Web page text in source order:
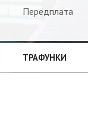
Передплата
ТРАФУНКИ